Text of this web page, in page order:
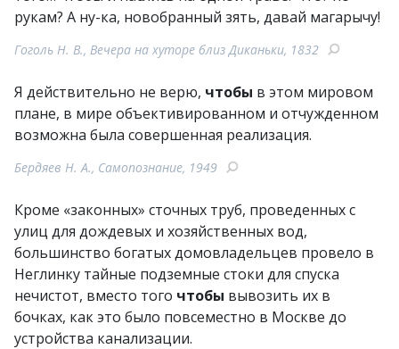
рукам? А ну-ка, новобранный зять, давай магарычу!
Гоголь Н. В., Вечера на хуторе близ Диканьки, 1832
Я действительно не верю, чтобы в этом мировом
плане, в мире объективированном и отчужденном
возможна была совершенная реализация.
Бердяев Н. А., Самопознание, 1949
Кроме «законных» сточных труб, проведенных с
улиц для дождевых и хозяйственных вод,
большинство богатых домовладельцев провело в
Неглинку тайные подземные стоки для спуска
нечистот, вместо того чтобы вывозить их в
бочках, как это было повсеместно в Москве до
устройства канализации.